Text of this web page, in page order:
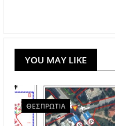
YOU MAY LIKE
ΘΕΣΠΡΩΤΙΑ